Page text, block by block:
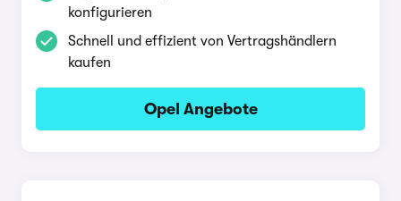
konfigurieren
Schnell und effizient von Vertragshändlern
kaufen
Opel Angebote